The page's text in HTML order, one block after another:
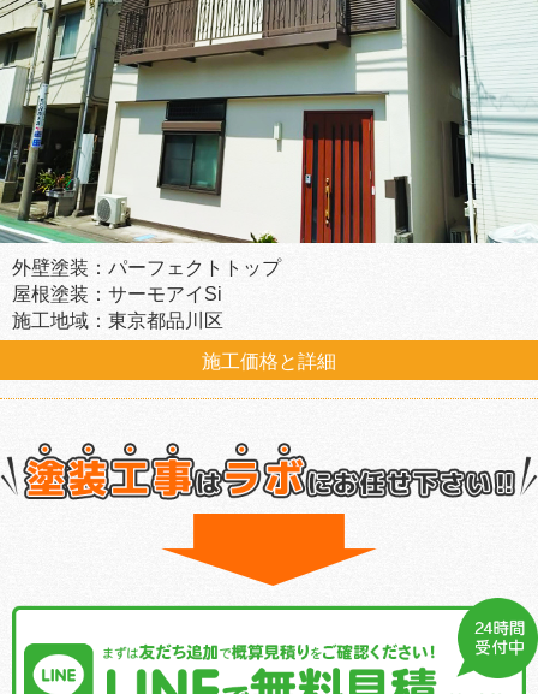
外壁塗装：パーフェクトトップ
屋根塗装：サーモアイSi
施工地域：東京都品川区
施工価格と詳細